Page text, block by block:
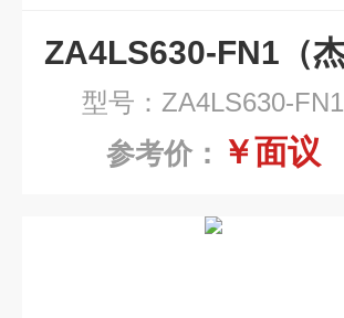
型号：ZA4LS630-FN1
参考价： ￥面议